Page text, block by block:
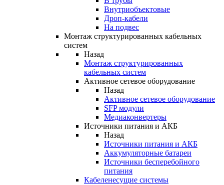
Внутриобъектовые
Дроп-кабели
На подвес
Монтаж структурированных кабельных
систем
Назад
Монтаж структурированных
кабельных систем
Активное сетевое оборудование
Назад
Активное сетевое оборудование
SFP модули
Медиаконвертеры
Источники питания и АКБ
Назад
Источники питания и АКБ
Аккумуляторные батареи
Источники бесперебойного
питания
Кабеленесущие системы